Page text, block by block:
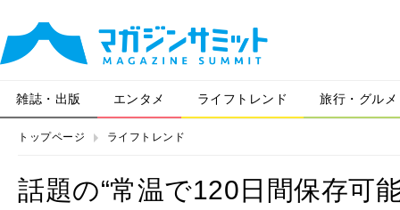
雑誌・出版 エンタメ ライフトレンド 旅行・グルメ
トップページ ライフトレンド
話題の“常温で120日間保存可